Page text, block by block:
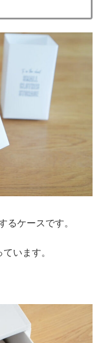
るケースです。
います。